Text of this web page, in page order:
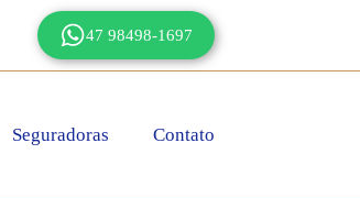
47 98498-1697
Seguradoras Contato